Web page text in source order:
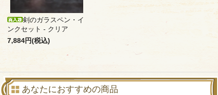
剣のガラスペン・イ
ンクセット - クリア
7,884円(税込)
あなたにおすすめの商品